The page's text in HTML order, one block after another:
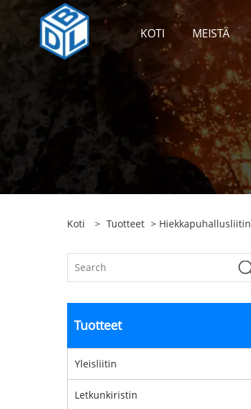
KOTI MEISTÄ
Koti > Tuotteet > Hiekkapuhallusliitin
Tuotteet
Yleisliitin
Letkunkiristin